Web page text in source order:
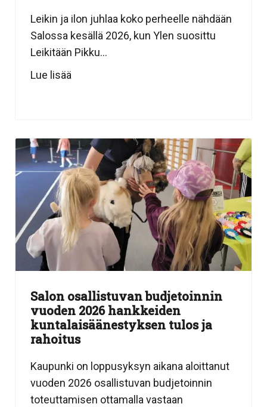
Leikin ja ilon juhlaa koko perheelle nähdään
Salossa kesällä 2026, kun Ylen suosittu
Leikitään Pikku...
Lue lisää
Salon osallistuvan budjetoinnin
vuoden 2026 hankkeiden
kuntalaisäänestyksen tulos ja
rahoitus
Kaupunki on loppusyksyn aikana aloittanut
vuoden 2026 osallistuvan budjetoinnin
toteuttamisen ottamalla vastaan